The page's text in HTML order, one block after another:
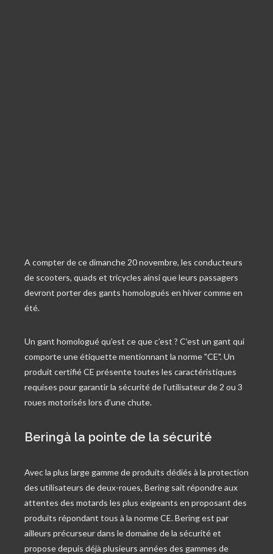
A compter de ce dimanche 20 novembre, les conducteurs
de scooters, quads et tricycles ainsi que leurs passagers
devront porter des gants homologués en hiver comme en
été.
Un gant homologué qu’est ce que c’est ? C’est un gant qui
comporte une étiquette mentionnant la norme "CE". Un
produit certifié CE présente toutes les caractéristiques
requises pour garantir la sécurité de l’utilisateur de 2 ou 3
roues motorisés lors d’une chute.
Beringà la pointe de la sécurité
Avec la plus large gamme de produits dédiés à la protection
des utilisateurs de deux-roues, Bering sait répondre aux
attentes des motards les plus exigeants en proposant des
produits répondant tous à la norme CE. Bering est par
ailleurs précurseur dans le domaine de la sécurité et
propose depuis déjà plusieurs années des gammes de